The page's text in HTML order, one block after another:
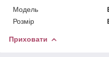
Мoдель
Розмір
Приховати